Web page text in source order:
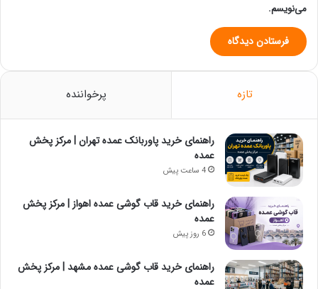
می‌نویسم.
تازه پرخواننده
راهنمای خرید پاوربانک عمده تهران | مرکز پخش
عمده
4 ساعت پیش
راهنمای خرید قاب گوشی عمده اهواز | مرکز پخش
عمده
6 روز پیش
راهنمای خرید قاب گوشی عمده مشهد | مرکز پخش
عمده